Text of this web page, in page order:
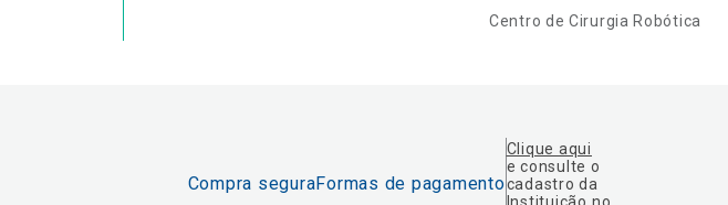
Centro de Cirurgia Robótica
Compra seguraFormas de pagamento
Clique aqui
e consulte o
cadastro da